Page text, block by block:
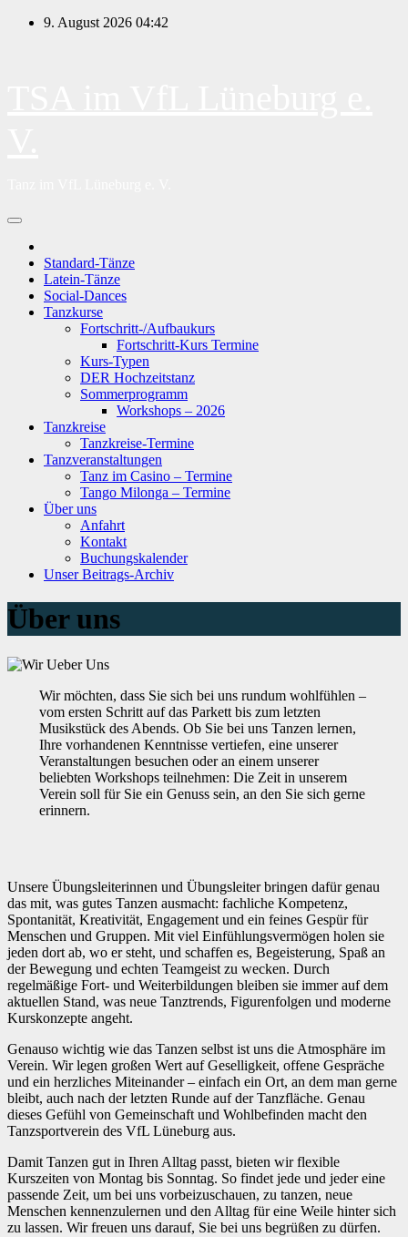
Zum
9. August 2026 04:42
Standard-Tänze
Latein-Tänze
Social-Dances
Tanzkurse
Fortschritt-/Aufbaukurs
Fortschritt-Kurs Termine
Kurs-Typen
DER Hochzeitstanz
Sommerprogramm
Workshops – 2026
Tanzkreise
Tanzkreise-Termine
Tanzveranstaltungen
Tanz im Casino – Termine
Tango Milonga – Termine
Über uns
Anfahrt
Kontakt
Buchungskalender
Unser Beitrags-Archiv
Über uns
Wir möchten, dass Sie sich bei uns rundum wohlfühlen –
vom ersten Schritt auf das Parkett bis zum letzten
Musikstück des Abends. Ob Sie bei uns Tanzen lernen,
Ihre vorhandenen Kenntnisse vertiefen, eine unserer
Veranstaltungen besuchen oder an einem unserer
beliebten Workshops teilnehmen: Die Zeit in unserem
Verein soll für Sie ein Genuss sein, an den Sie sich gerne
erinnern.
Unsere Übungsleiterinnen und Übungsleiter bringen dafür genau
das mit, was gutes Tanzen ausmacht: fachliche Kompetenz,
Spontanität, Kreativität, Engagement und ein feines Gespür für
Menschen und Gruppen. Mit viel Einfühlungsvermögen holen sie
jeden dort ab, wo er steht, und schaffen es, Begeisterung, Spaß an
der Bewegung und echten Teamgeist zu wecken. Durch
regelmäßige Fort- und Weiterbildungen bleiben sie immer auf dem
aktuellen Stand, was neue Tanztrends, Figurenfolgen und moderne
Kurskonzepte angeht.
Genauso wichtig wie das Tanzen selbst ist uns die Atmosphäre im
Verein. Wir legen großen Wert auf Geselligkeit, offene Gespräche
und ein herzliches Miteinander – einfach ein Ort, an dem man gerne
bleibt, auch nach der letzten Runde auf der Tanzfläche. Genau
dieses Gefühl von Gemeinschaft und Wohlbefinden macht den
Tanzsportverein des VfL Lüneburg aus.
Damit Tanzen gut in Ihren Alltag passt, bieten wir flexible
Kurszeiten von Montag bis Sonntag. So findet jede und jeder eine
passende Zeit, um bei uns vorbeizuschauen, zu tanzen, neue
Menschen kennenzulernen und den Alltag für eine Weile hinter sich
zu lassen. Wir freuen uns darauf, Sie bei uns begrüßen zu dürfen.